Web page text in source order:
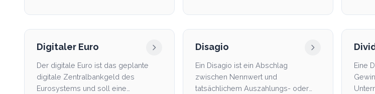
Digitaler Euro
Der digitale Euro ist das geplante
digitale Zentralbankgeld des
Eurosystems und soll eine
Disagio
Ein Disagio ist ein Abschlag
zwischen Nennwert und
tatsächlichem Auszahlungs- oder
Eine